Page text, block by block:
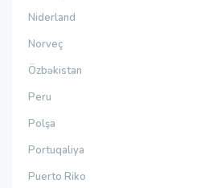
Niderland
Norveç
Özbəkistan
Peru
Polşa
Portuqaliya
Puerto Riko